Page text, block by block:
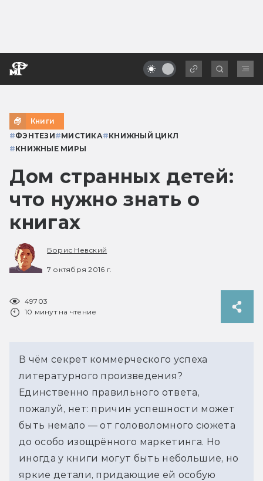
Книги
#ФЭНТЕЗИ#МИСТИКА#КНИЖНЫЙ ЦИКЛ
#КНИЖНЫЕ МИРЫ
Дом странных детей:
что нужно знать о
книгах
Борис Невский
7 октября 2016 г.
49703
10 минут на чтение
В чём секрет коммерческого успеха
литературного произведения?
Единственно правильного ответа,
пожалуй, нет: причин успешности может
быть немало — от головоломного сюжета
до особо изощрённого маркетинга. Но
иногда у книги могут быть небольшие, но
яркие детали, придающие ей особую